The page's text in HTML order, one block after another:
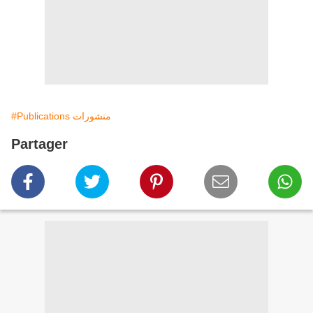
#Publications منشورات
Partager